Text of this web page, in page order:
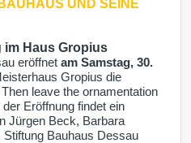
BAUHAUS UND SEINE
Haus Gropius
eröffnet am Samstag, 30.
Gropius die
leave the ornamentation
Eröffnung findet ein
Jürgen Beck, Barbara
Stiftung Bauhaus Dessau